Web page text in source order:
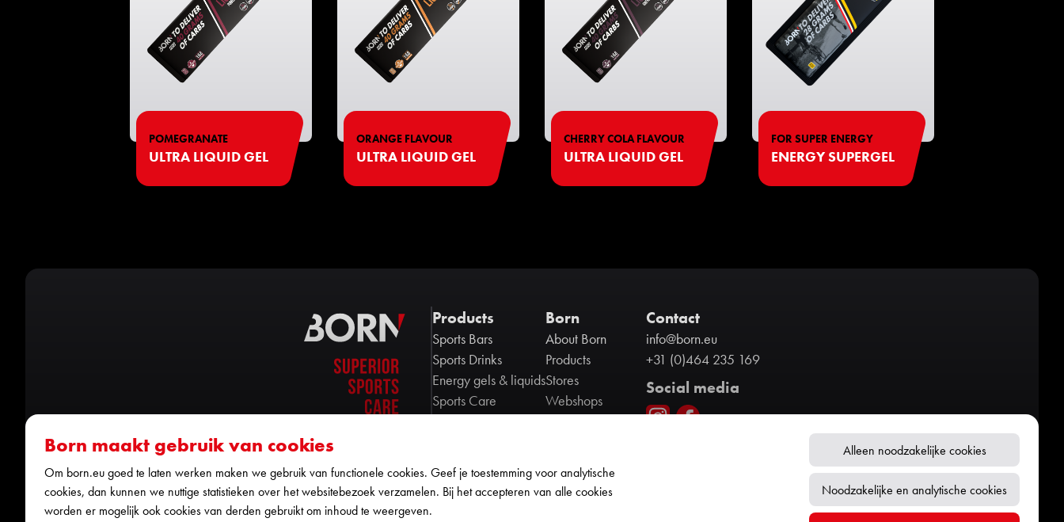
Born maakt gebruik van cookies
Om born.eu goed te laten werken maken we gebruik van functionele cookies. Geef je toestemming voor analytische
cookies, dan kunnen we nuttige statistieken over het websitebezoek verzamelen. Bij het accepteren van alle cookies
worden er mogelijk ook cookies van derden gebruikt om inhoud te weergeven.
Alleen noodzakelijke cookies
Noodzakelijke en analytische cookies
POMEGRANATE
ULTRA LIQUID GEL
ORANGE FLAVOUR
ULTRA LIQUID GEL
CHERRY COLA FLAVOUR
ULTRA LIQUID GEL
FOR SUPER ENERGY
ENERGY SUPERGEL
Products
Sports Bars
Sports Drinks
Energy gels & liquids
Sports Care
Born
About Born
Products
Stores
Webshops
Privacy policy
Contact
info@born.eu
+31 (0)464 235 169
Social media